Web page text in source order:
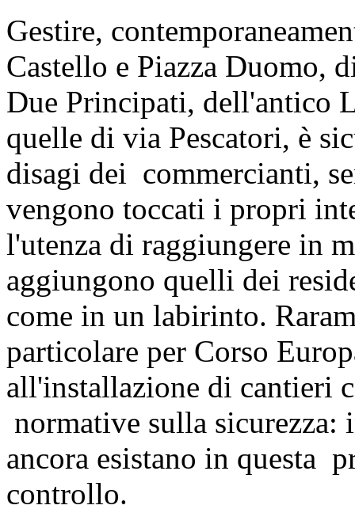
Gestire,
Castello e Piazza Duomo,
Due Principati, dell'antico
quelle di via Pescatori, è
disagi dei commercianti,
vengono toccati i propri
l'utenza di raggiungere in
aggiungono quelli dei
come in un labirinto.
particolare per Corso
all'installazione di cantieri
normative sulla
ancora esistano in questa
controllo.